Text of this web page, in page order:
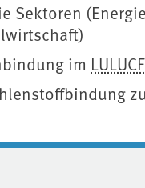
Sektoren
im LULUCF